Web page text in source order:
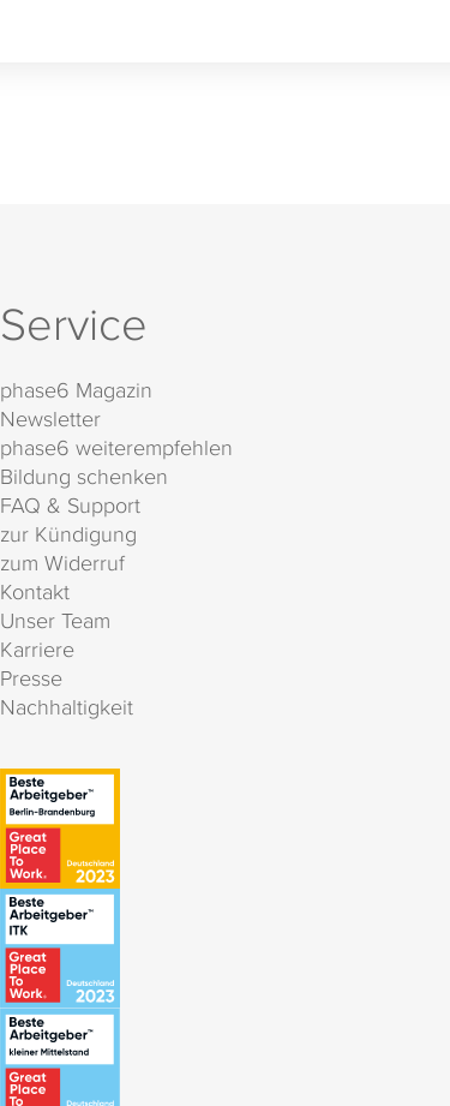
Service
phase6 Magazin
Newsletter
phase6 weiterempfehlen
Bildung schenken
FAQ & Support
zur Kündigung
zum Widerruf
Kontakt
Unser Team
Karriere
Presse
Nachhaltigkeit